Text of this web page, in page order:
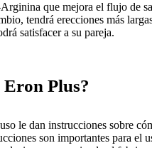
que mejora el flujo de
tendrá erecciones más
satisfacer a su pareja.
Plus?
le dan instrucciones sobre
son importantes para el